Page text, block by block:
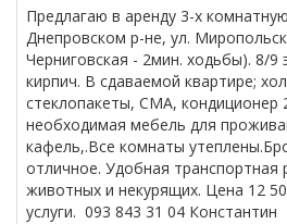
Предлагаю в аренду 3-х
Днепровском р-не, ул.
Черниговская - 2мин. ходьбы). 8/9
кирпич. В сдаваемой квартире;
стеклопакеты, СМА, кондиционер
необходимая мебель для
кафель,.Все комнаты
отличное. Удобная транспортная
животных и некурящих. Цена 12
услуги. 093 843 31 04 Константин